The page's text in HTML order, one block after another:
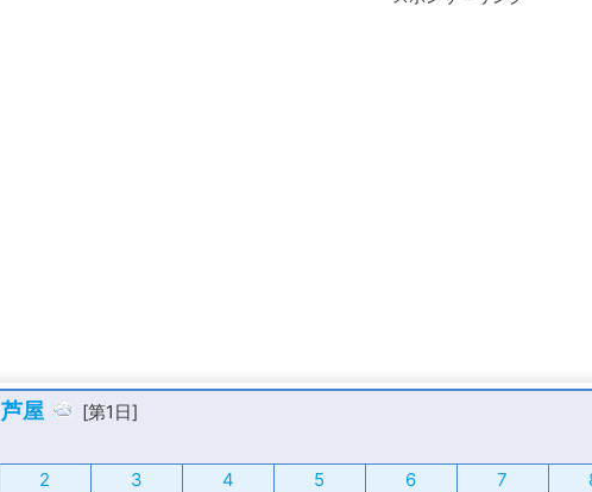
芦屋 [第1日]
2 3 4 5 6 7